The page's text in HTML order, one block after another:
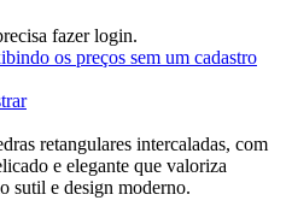
fazer login.
os preços sem um cadastro
retangulares intercaladas, com
e elegante que valoriza
sutil e design moderno.